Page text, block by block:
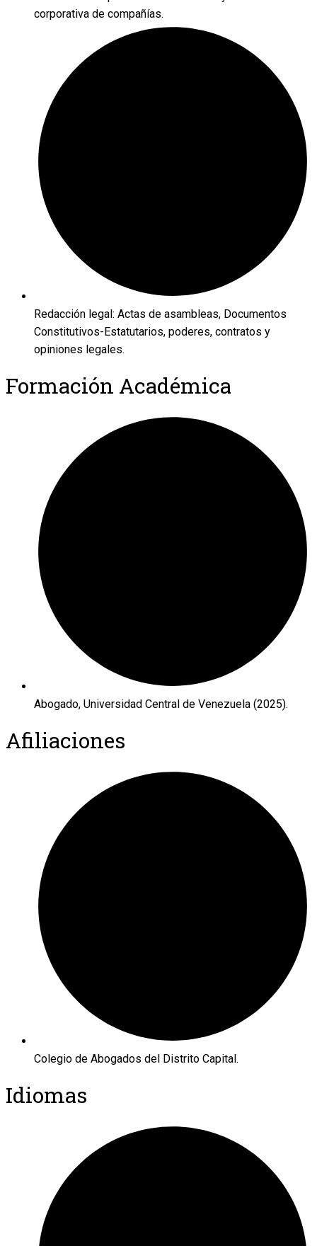
corporativa de compañías.
Redacción legal: Actas de asambleas, Documentos
Constitutivos-Estatutarios, poderes, contratos y
opiniones legales.
Formación Académica
Abogado, Universidad Central de Venezuela (2025).
Afiliaciones
Colegio de Abogados del Distrito Capital.
Idiomas